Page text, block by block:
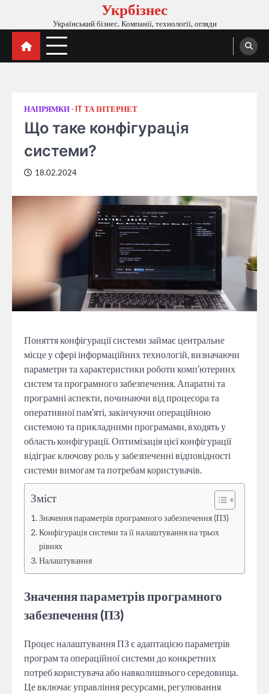
вмісту
Укрбізнес
Український бізнес. Компанії, технології, огляди
НАПРЯМКИ IT ТА ІНТЕРНЕТ
Що таке конфігурація
системи?
18.02.2024
Поняття конфігурації системи займає центральне
місце у сфері інформаційних технологій, визначаючи
параметри та характеристики роботи комп’ютерних
систем та програмного забезпечення. Апаратні та
програмні аспекти, починаючи від процесора та
оперативної пам’яті, закінчуючи операційною
системою та прикладними програмами, входять у
область конфігурації. Оптимізація цієї конфігурації
відіграє ключову роль у забезпеченні відповідності
системи вимогам та потребам користувачів.
Зміст
Значення параметрів програмного забезпечення (ПЗ)
Конфігурація системи та її налаштування на трьох
рівнях
Налаштування
Значення параметрів програмного
забезпечення (ПЗ)
Процес налаштування ПЗ є адаптацією параметрів
програм та операційної системи до конкретних
потреб користувача або навколишнього середовища.
Це включає управління ресурсами, регулювання